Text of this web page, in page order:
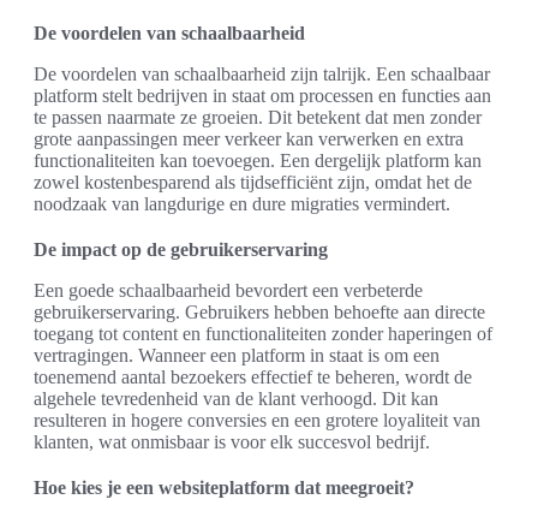
De voordelen van schaalbaarheid
De voordelen van schaalbaarheid zijn talrijk. Een schaalbaar
platform stelt bedrijven in staat om processen en functies aan
te passen naarmate ze groeien. Dit betekent dat men zonder
grote aanpassingen meer verkeer kan verwerken en extra
functionaliteiten kan toevoegen. Een dergelijk platform kan
zowel kostenbesparend als tijdsefficiënt zijn, omdat het de
noodzaak van langdurige en dure migraties vermindert.
De impact op de gebruikerservaring
Een goede schaalbaarheid bevordert een verbeterde
gebruikerservaring. Gebruikers hebben behoefte aan directe
toegang tot content en functionaliteiten zonder haperingen of
vertragingen. Wanneer een platform in staat is om een
toenemend aantal bezoekers effectief te beheren, wordt de
algehele tevredenheid van de klant verhoogd. Dit kan
resulteren in hogere conversies en een grotere loyaliteit van
klanten, wat onmisbaar is voor elk succesvol bedrijf.
Hoe kies je een websiteplatform dat meegroeit?